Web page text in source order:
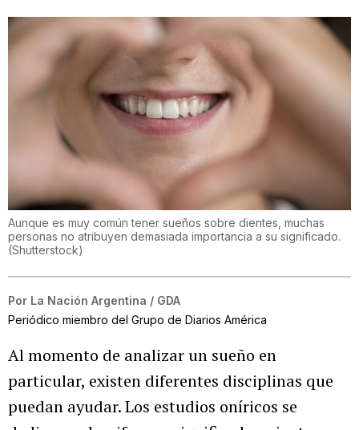
Aunque es muy común tener sueños sobre dientes, muchas
personas no atribuyen demasiada importancia a su significado.
(Shutterstock)
Por La Nación Argentina / GDA
Periódico miembro del Grupo de Diarios América
Al momento de analizar un sueño en
particular, existen diferentes disciplinas que
puedan ayudar. Los estudios oníricos se